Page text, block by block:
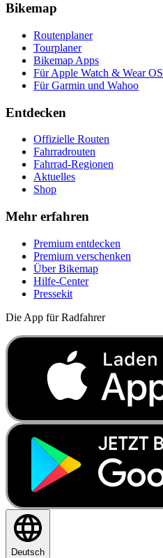
Bikemap
Routenplaner
Tourplaner
Bikemap Apps
Für Apple Watch & Wear OS
Für Garmin und Wahoo
Entdecken
Offizielle Routen
Fahrradrouten
Fahrrad-Regionen
Aktuelles
Shop
Mehr erfahren
Premium entdecken
Premium verschenken
Über Bikemap
Hilfe-Center
Pressekit
Die App für Radfahrer
Deutsch